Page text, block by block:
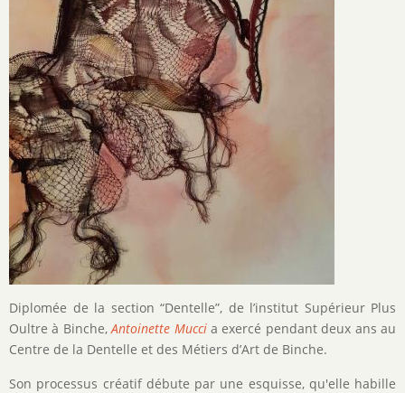
Diplomée de la section “Dentelle”, de l’institut Supérieur Plus
Oultre à Binche,Antoinette Muccia exercé pendant deux ans au
Centre de la Dentelle et des Métiers d’Art de Binche.
Son processus créatif débute par une esquisse, qu'elle habille